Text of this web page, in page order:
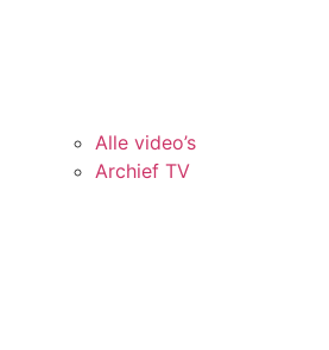
Alle video’s
Archief TV